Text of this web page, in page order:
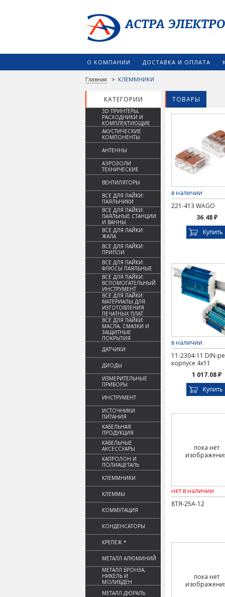
О КОМПАНИИ ДОСТАВКА И ОПЛАТА
Главная > КЛЕММНИКИ
КАТЕГОРИИ ТОВАРЫ
3D ПРИНТЕРЫ,
РАСХОДНИКИ И
КОМПЛЕКТУЮЩИЕ
АКУСТИЧЕСКИЕ
КОМПОНЕНТЫ
АНТЕННЫ
АЭРОЗОЛИ
ТЕХНИЧЕСКИЕ
ВЕНТИЛЯТОРЫ
ВСЕ ДЛЯ ПАЙКИ:
ПАЯЛЬНИКИ
ВСЕ ДЛЯ ПАЙКИ:
ПАЯЛЬНЫЕ СТАНЦИИ
И ВАННЫ
ВСЕ ДЛЯ ПАЙКИ:
ЖАЛА
ВСЕ ДЛЯ ПАЙКИ:
ПРИПОИ
ВСЕ ДЛЯ ПАЙКИ:
ФЛЮСЫ ПАЯЛЬНЫЕ
ВСЕ ДЛЯ ПАЙКИ:
ВСПОМОГАТЕЛЬНЫЙ
ИНСТРУМЕНТ
ВСЕ ДЛЯ ПАЙКИ:
МАТЕРИАЛЫ ДЛЯ
ИЗГОТОВЛЕНИЯ
ПЕЧАТНЫХ ПЛАТ
ВСЕ ДЛЯ ПАЙКИ:
МАСЛА, СМАЗКИ И
ЗАЩИТНЫЕ
ПОКРЫТИЯ
ДАТЧИКИ
ДИОДЫ
ИЗМЕРИТЕЛЬНЫЕ
ПРИБОРЫ
ИНСТРУМЕНТ
ИСТОЧНИКИ
ПИТАНИЯ
КАБЕЛЬНАЯ
ПРОДУКЦИЯ
КАБЕЛЬНЫЕ
АКСЕССУАРЫ
КАПРОЛОН И
ПОЛИАЦЕТАЛЬ
КЛЕММНИКИ
КЛЕММЫ
КОММУТАЦИЯ
КОНДЕНСАТОРЫ
КРЕПЕЖ *
МЕТАЛЛ АЛЮМИНИЙ
МЕТАЛЛ БРОНЗА,
НИКЕЛЬ И
МОЛИБДЕН
МЕТАЛЛ ДЮРАЛЬ
в наличии
221-413 WAGO
36.48 ₽
Купить
в наличии
11-2304-11 DIN-
корпусе 4х11
1 017.08 ₽
Купить
пока нет
нет в наличии
8ТЯ-25А-12
пока нет